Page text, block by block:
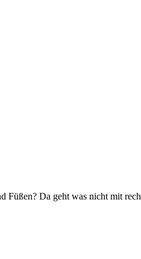
Füßen? Da geht was nicht mit